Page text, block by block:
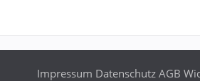
Impressum Datenschutz AGB